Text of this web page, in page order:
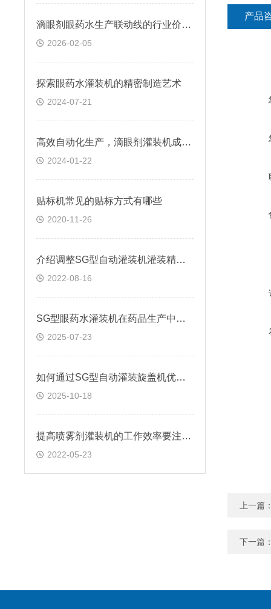
产品
上一篇
下一篇
滴眼剂眼药水生产联动线的行业价值与应用
2026-02-05
探索眼药水灌装机的精密制造艺术
2024-07-21
高效自动化生产，滴眼剂灌装机成为眼药水行业新宠
2024-01-22
贴标机常见的贴标方式有哪些
2020-11-26
介绍调整SG型自动灌装机灌装精度的方法
2022-08-16
SG型眼药水灌装机在药品生产中的关键作用
2025-07-23
如何通过SG型自动灌装旋盖机优化灌装生产线
2025-10-18
提高喷雾剂灌装机的工作效率要注意哪些事项
2022-05-23